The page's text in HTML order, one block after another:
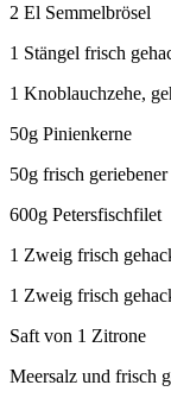
2 El Semmelbrösel
1 Stängel frisch
1 Knoblauchzehe,
50g Pinienkerne
50g frisch
600g Petersfischfilet
1 Zweig frisch
1 Zweig frisch
Saft von 1 Zitrone
Meersalz und frisch